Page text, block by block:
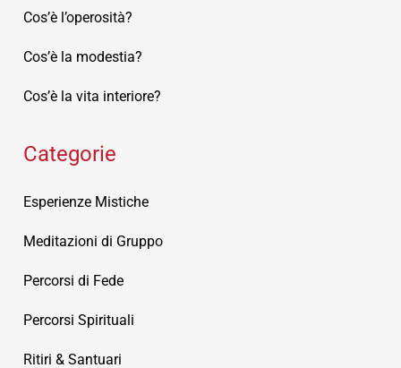
Cos’è l’operosità?
Cos’è la modestia?
Cos’è la vita interiore?
Categorie
Esperienze Mistiche
Meditazioni di Gruppo
Percorsi di Fede
Percorsi Spirituali
Ritiri & Santuari